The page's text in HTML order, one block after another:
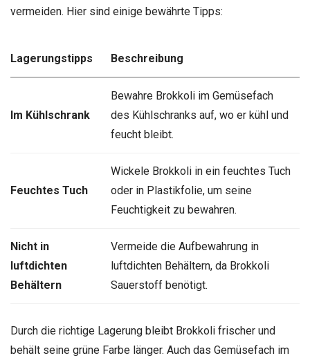
vermeiden. Hier sind einige bewährte Tipps:
Lagerungstipps Beschreibung
Im Kühlschrank
Bewahre Brokkoli im Gemüsefach
des Kühlschranks auf, wo er kühl und
feucht bleibt.
Feuchtes Tuch
Wickele Brokkoli in ein feuchtes Tuch
oder in Plastikfolie, um seine
Feuchtigkeit zu bewahren.
Nicht in
luftdichten
Behältern
Vermeide die Aufbewahrung in
luftdichten Behältern, da Brokkoli
Sauerstoff benötigt.
Durch die richtige Lagerung bleibt Brokkoli frischer und
behält seine grüne Farbe länger. Auch das Gemüsefach im